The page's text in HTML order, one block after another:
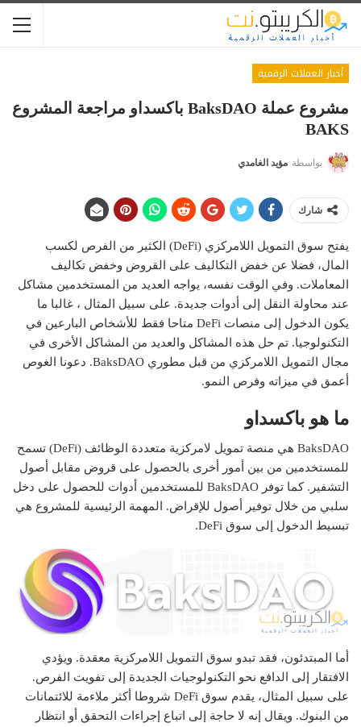
أخبار العملات الرقمية
مشروع عملة BaksDAO باكسداو مراجعة المشروع
BAKS
بواسطة مؤيد الغامدي
شارك
يفتح سوق التمويل اللامركزي (DeFi) الكثير من الفرص لكسب
المال، فضلا عن خفض التكاليف على القروض وخفض تكاليف
المعاملات. وفي الوقت نفسه، يواجه العديد من المستخدمين مشاكل
عند محاولة النقل إلى أدوات جديدة. على سبيل المثال ، غالبا ما
يكون الدخول إلى منصات DeFi متاحا فقط للأشخاص البارعين في
التكنولوجيا. تم حل هذه المشاكل والعديد من المشاكل الأخرى في
مجال التمويل اللامركزي من قبل مطوري BaksDAO. دعونا الغوص
أعمق في ميزاته وفرص النمو.
ما هو باكسداو
BaksDAO هي منصة تمويل لامركزية متعددة الوظائف (DeFi) تسمح
للمستخدمين من بين أمور أخرى بالحصول على قروض مقابل أصول
التشفير. كما توفر BaksDAO للمستخدمين أدوات للحصول على دخل
سلبي من خلال توفير أصول للإقراض. المهمة الرئيسية للمشروع هي
تبسيط الدخول إلى سوق DeFi.
أما المبتدئون، فقد تبدو سوق التمويل اللامركزية معقدة. ويؤدي
الافتقار إلى الدافع نحو التكنولوجيات الجديدة إلى تفويت الفرص.
على سبيل المثال، يقدم سوق DeFi شروطا أكثر ملاءمة للائتمانات
من البنوك. ويقال إنه لا حاجة إلى اتباع إجراءات التحقق أو انتظار